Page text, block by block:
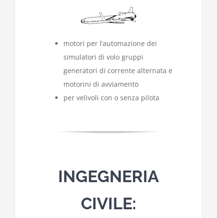
motori per l’automazione dei
simulatori di volo gruppi
generatori di corrente alternata e
motorini di avviamento
per velivoli con o senza pilota
INGEGNERIA
CIVILE: